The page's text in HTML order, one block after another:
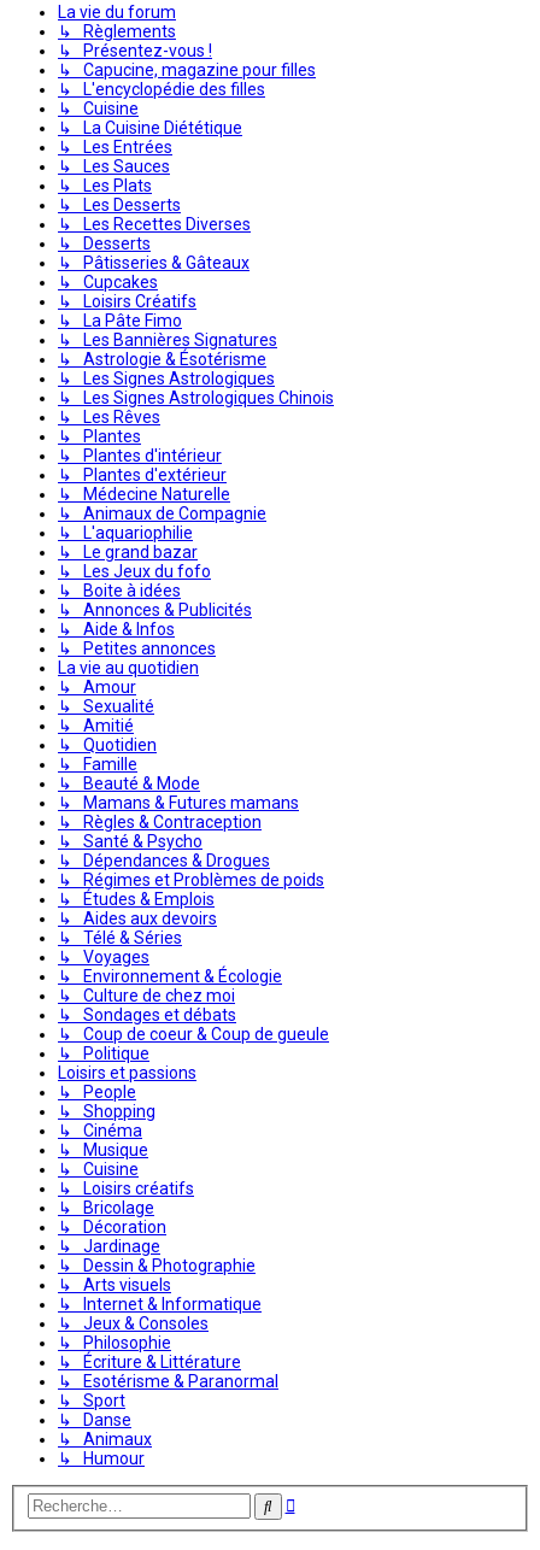
La vie du forum
↳ Règlements
↳ Présentez-vous !
↳ Capucine, magazine pour filles
↳ L'encyclopédie des filles
↳ Cuisine
↳ La Cuisine Diététique
↳ Les Entrées
↳ Les Sauces
↳ Les Plats
↳ Les Desserts
↳ Les Recettes Diverses
↳ Desserts
↳ Pâtisseries & Gâteaux
↳ Cupcakes
↳ Loisirs Créatifs
↳ La Pâte Fimo
↳ Les Bannières Signatures
↳ Astrologie & Ésotérisme
↳ Les Signes Astrologiques
↳ Les Signes Astrologiques Chinois
↳ Les Rêves
↳ Plantes
↳ Plantes d'intérieur
↳ Plantes d'extérieur
↳ Médecine Naturelle
↳ Animaux de Compagnie
↳ L'aquariophilie
↳ Le grand bazar
↳ Les Jeux du fofo
↳ Boite à idées
↳ Annonces & Publicités
↳ Aide & Infos
↳ Petites annonces
La vie au quotidien
↳ Amour
↳ Sexualité
↳ Amitié
↳ Quotidien
↳ Famille
↳ Beauté & Mode
↳ Mamans & Futures mamans
↳ Règles & Contraception
↳ Santé & Psycho
↳ Dépendances & Drogues
↳ Régimes et Problèmes de poids
↳ Études & Emplois
↳ Aides aux devoirs
↳ Télé & Séries
↳ Voyages
↳ Environnement & Écologie
↳ Culture de chez moi
↳ Sondages et débats
↳ Coup de coeur & Coup de gueule
↳ Politique
Loisirs et passions
↳ People
↳ Shopping
↳ Cinéma
↳ Musique
↳ Cuisine
↳ Loisirs créatifs
↳ Bricolage
↳ Décoration
↳ Jardinage
↳ Dessin & Photographie
↳ Arts visuels
↳ Internet & Informatique
↳ Jeux & Consoles
↳ Philosophie
↳ Écriture & Littérature
↳ Esotérisme & Paranormal
↳ Sport
↳ Danse
↳ Animaux
↳ Humour
Rechercher
Recherche